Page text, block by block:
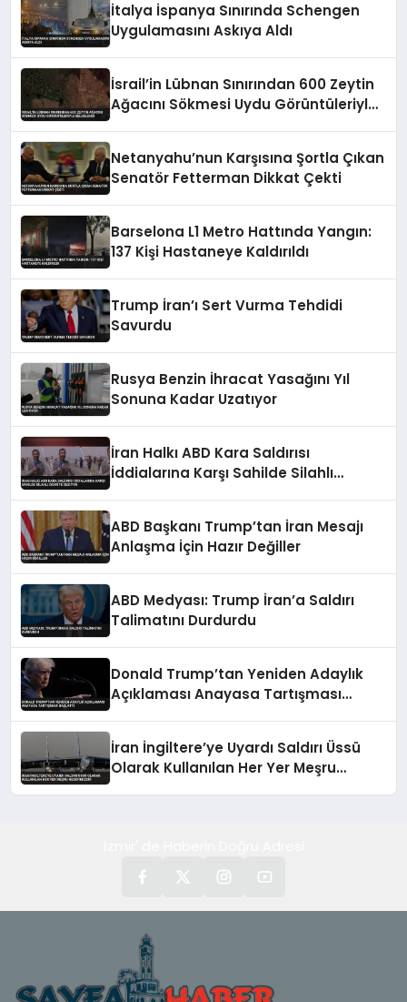
İtalya İspanya Sınırında Schengen
Uygulamasını Askıya Aldı
İsrail’in Lübnan Sınırından 600 Zeytin
Ağacını Sökmesi Uydu Görüntüleriyle
Netanyahu’nun Karşısına Şortla Çıkan
Senatör Fetterman Dikkat Çekti
Barselona L1 Metro Hattında Yangın:
137 Kişi Hastaneye Kaldırıldı
Trump İran’ı Sert Vurma Tehdidi
Savurdu
Rusya Benzin İhracat Yasağını Yıl
Sonuna Kadar Uzatıyor
İran Halkı ABD Kara Saldırısı
İddialarına Karşı Sahilde Silahlı
ABD Başkanı Trump’tan İran Mesajı
Anlaşma İçin Hazır Değiller
ABD Medyası: Trump İran’a Saldırı
Talimatını Durdurdu
Donald Trump’tan Yeniden Adaylık
Açıklaması Anayasa Tartışması
İran İngiltere’ye Uyardı Saldırı Üssü
Olarak Kullanılan Her Yer Meşru